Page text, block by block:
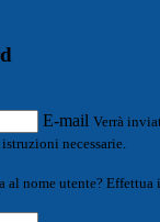
E-mail Verrà
necessarie.
al nome utente? Effettua